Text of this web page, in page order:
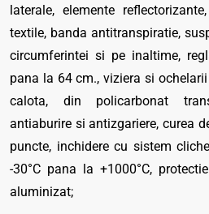
laterale, elemente
textile, banda antitranspiratie,
circumferintei si pe inaltime,
pana la 64 cm., viziera si
calota, din policarbonat
antiaburire si antizgariere, curea
puncte, inchidere cu sistem
-30°C pana la +1000°C,
aluminizat;